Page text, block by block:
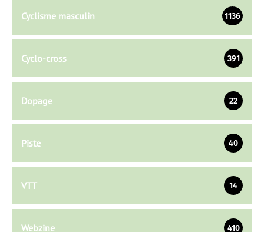
Cyclisme masculin 1136
Cyclo-cross 391
Dopage 22
Piste 40
VTT 14
Webzine 410